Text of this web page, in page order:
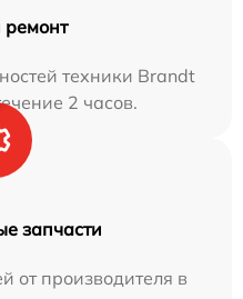
техники Brandt
2 часов.
запчасти
от производителя в